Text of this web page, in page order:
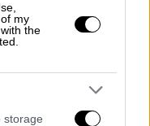
my
the
storage